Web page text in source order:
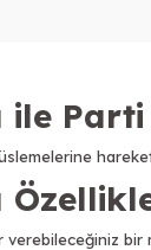
ile Parti
verebileceğiniz bir